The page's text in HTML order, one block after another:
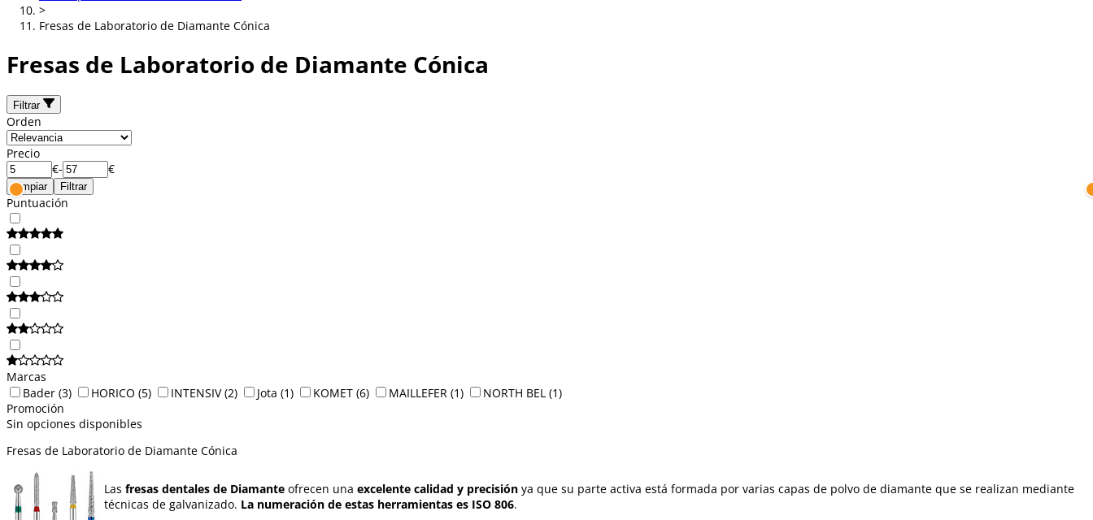
>
Fresas de Laboratorio de Diamante Cónica
Fresas de Laboratorio de Diamante Cónica
Filtrar
Orden
Precio
€- €
Limpiar Filtrar
Puntuación
Marcas
Bader (3) HORICO (5) INTENSIV(2) Jota (1) KOMET (6) MAILLEFER (1) NORTH BEL (1)
Promoción
Sin opciones disponibles
Fresas de Laboratorio de Diamante Cónica
Las fresas dentales de Diamante ofrecen una excelente calidad y precisión ya que su parte activa está formada por varias capas de polvo de diamante que se realizan mediante
técnicas de galvanizado. La numeración de estas herramientas es ISO 806.